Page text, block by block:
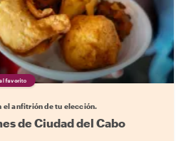
favorito
el anfitrión de tu elección.
de Ciudad del Cabo